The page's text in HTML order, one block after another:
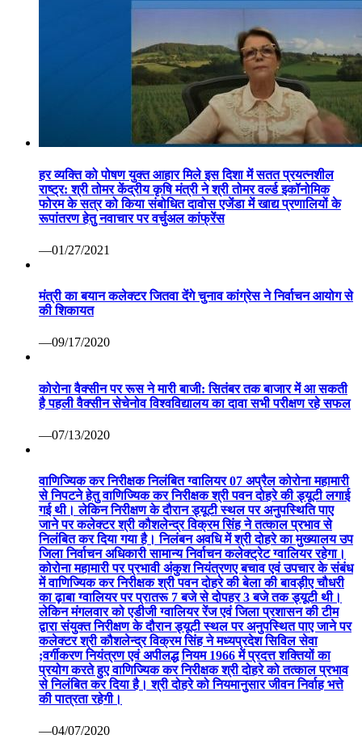
हर व्यक्ति को पोषण युक्त आहार मिले इस दिशा में सतत प्रयत्नशील
राष्ट्र: श्री तोमर केंद्रीय कृषि मंत्री ने श्री तोमर वर्ल्ड इकॉनोमिक
फोरम के सत्र को किया संबोधित दावोस एजेंडा में खाद्य प्रणालियों के
रूपांतरण हेतु नवाचार पर वर्चुअल कांफ्रेंस
—01/27/2021
मंत्री का बयान कलेक्टर जितवा देंगे चुनाव कांग्रेस ने निर्वाचन आयोग से
की शिकायत
—09/17/2020
कोरोना वैक्सीन पर रूस ने मारी बाजी: सितंबर तक बाजार में आ सकती
है पहली वैक्सीन सेचेनोव विश्वविद्यालय का दावा सभी परीक्षण रहे सफल
—07/13/2020
वाणिज्यिक कर निरीक्षक निलंबित ग्वालियर 07 अप्रैल कोरोना महामारी
से निपटने हेतु वाणिज्यिक कर निरीक्षक श्री पवन दोहरे की ड्यूटी लगाई
गई थी। लेकिन निरीक्षण के दौरान ड्यूटी स्थल पर अनुपस्थिति पाए
जाने पर कलेक्टर श्री कौशलेन्द्र विक्रम सिंह ने तत्काल प्रभाव से
निलंबित कर दिया गया है। निलंबन अवधि में श्री दोहरे का मुख्यालय उप
जिला निर्वाचन अधिकारी सामान्य निर्वाचन कलेक्ट्रेट ग्वालियर रहेगा।
कोरोना महामारी पर प्रभावी अंकुश नियंत्रणए बचाव एवं उपचार के संबंध
में वाणिज्यिक कर निरीक्षक श्री पवन दोहरे की बेला की बावड़ीए चौधरी
का ढ़ाबा ग्वालियर पर प्रातरू 7 बजे से दोपहर 3 बजे तक ड्यूटी थी।
लेकिन मंगलवार को एडीजी ग्वालियर रेंज एवं जिला प्रशासन की टीम
द्वारा संयुक्त निरीक्षण के दौरान ड्यूटी स्थल पर अनुपस्थित पाए जाने पर
कलेक्टर श्री कौशलेन्द्र विक्रम सिंह ने मध्यप्रदेश सिविल सेवा
;वर्गीकरण नियंत्रण एवं अपीलद्ध नियम 1966 में प्रदत्त शक्तियों का
प्रयोग करते हुए वाणिज्यिक कर निरीक्षक श्री दोहरे को तत्काल प्रभाव
से निलंबित कर दिया है। श्री दोहरे को नियमानुसार जीवन निर्वाह भत्ते
की पात्रता रहेगी।
—04/07/2020